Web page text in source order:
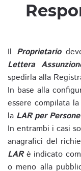
Il Proprietario
Lettera
spedirla alla
In base alla
essere compilata la
la LAR per
In entrambi i casi
anagrafici del
LARè indicato
o meno alla